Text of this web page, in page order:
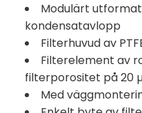
Modulärt
kondensatavlopp
Filterhuvud av
Filterelement av
filterporositet på 20
Med